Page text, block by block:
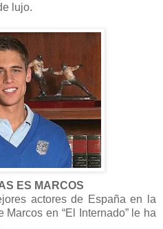
lujo.
ES MARCOS
actores de España en la
en “El Internado” le ha